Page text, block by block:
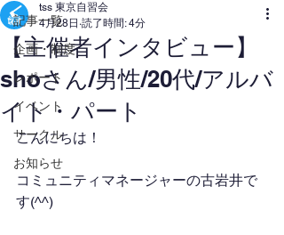
記事一覧
企画・制度
レポート
イベント
サークル
お知らせ
【主催者インタビュー】
shoさん/男性/20代/アルバ
イト・パート
tss 東京自習会
4月28日 読了時間: 4分
こんにちは！
コミュニティマネージャーの古岩井で
す(^^)